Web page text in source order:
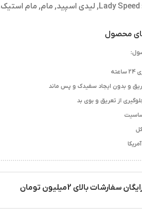
Lady Speed
, لیدی اسپید, مام, مام استیک
محصول
و بدون ایجاد سفیدک و پس ماند
از تعریق و بوی بد
سفارشات بالای 2میلیون تومان